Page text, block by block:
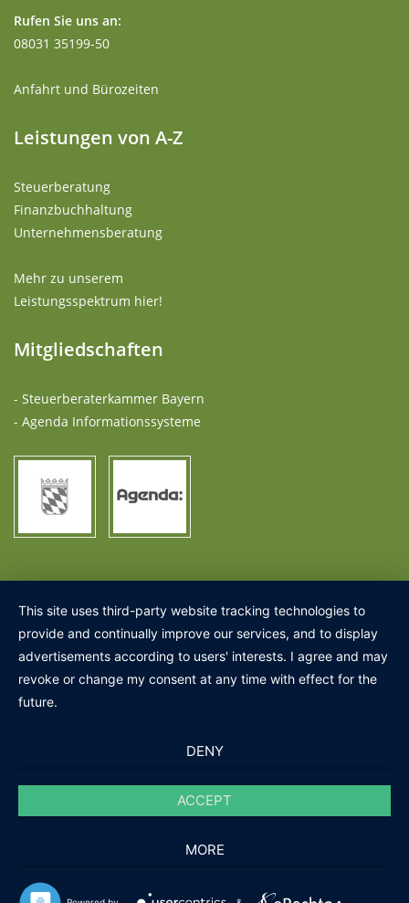
Rufen Sie uns an:
08031 35199-50
Anfahrt und Bürozeiten
Leistungen von A-Z
Steuerberatung
Finanzbuchhaltung
Unternehmensberatung
Mehr zu unserem
Leistungsspektrum hier!
Mitgliedschaften
- Steuerberaterkammer Bayern
- Agenda Informationssysteme
This site uses third-party website tracking technologies to
provide and continually improve our services, and to display
advertisements according to users' interests. I agree and may
revoke or change my consent at any time with effect for the
future.
DENY
ACCEPT
MORE